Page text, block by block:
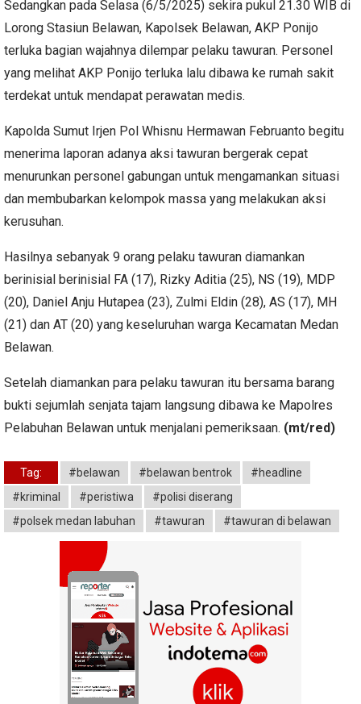
Sedangkan pada Selasa (6/5/2025) sekira pukul 21.30 WIB di
Lorong Stasiun Belawan, Kapolsek Belawan, AKP Ponijo
terluka bagian wajahnya dilempar pelaku tawuran. Personel
yang melihat AKP Ponijo terluka lalu dibawa ke rumah sakit
terdekat untuk mendapat perawatan medis.
Kapolda Sumut Irjen Pol Whisnu Hermawan Februanto begitu
menerima laporan adanya aksi tawuran bergerak cepat
menurunkan personel gabungan untuk mengamankan situasi
dan membubarkan kelompok massa yang melakukan aksi
kerusuhan.
Hasilnya sebanyak 9 orang pelaku tawuran diamankan
berinisial berinisial FA (17), Rizky Aditia (25), NS (19), MDP
(20), Daniel Anju Hutapea (23), Zulmi Eldin (28), AS (17), MH
(21) dan AT (20) yang keseluruhan warga Kecamatan Medan
Belawan.
Setelah diamankan para pelaku tawuran itu bersama barang
bukti sejumlah senjata tajam langsung dibawa ke Mapolres
Pelabuhan Belawan untuk menjalani pemeriksaan. (mt/red)
Tag: #belawan #belawan bentrok
#headline
#kriminal
#peristiwa
#polisi diserang
#polsek medan labuhan
#tawuran #tawuran di belawan